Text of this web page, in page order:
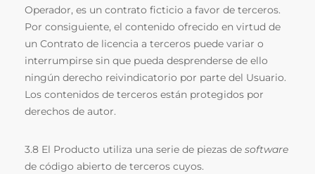
Operador, es un contrato ficticio a favor de terceros.
Por consiguiente, el contenido ofrecido en virtud de
un Contrato de licencia a terceros puede variar o
interrumpirse sin que pueda desprenderse de ello
ningún derecho reivindicatorio por parte del Usuario.
Los contenidos de terceros están protegidos por
derechos de autor.
3.8 El Producto utiliza una serie de piezas de software
de código abierto de terceros cuyos.